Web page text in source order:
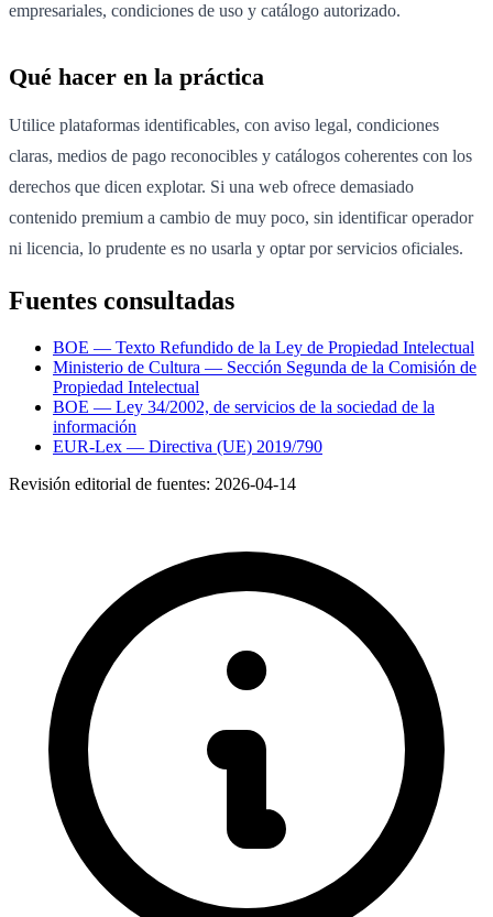
empresariales, condiciones de uso y catálogo autorizado.
Qué hacer en la práctica
Utilice plataformas identificables, con aviso legal, condiciones
claras, medios de pago reconocibles y catálogos coherentes con los
derechos que dicen explotar. Si una web ofrece demasiado
contenido premium a cambio de muy poco, sin identificar operador
ni licencia, lo prudente es no usarla y optar por servicios oficiales.
Fuentes consultadas
BOE — Texto Refundido de la Ley de Propiedad Intelectual
Ministerio de Cultura — Sección Segunda de la Comisión de
Propiedad Intelectual
BOE — Ley 34/2002, de servicios de la sociedad de la
información
EUR-Lex — Directiva (UE) 2019/790
Revisión editorial de fuentes: 2026-04-14